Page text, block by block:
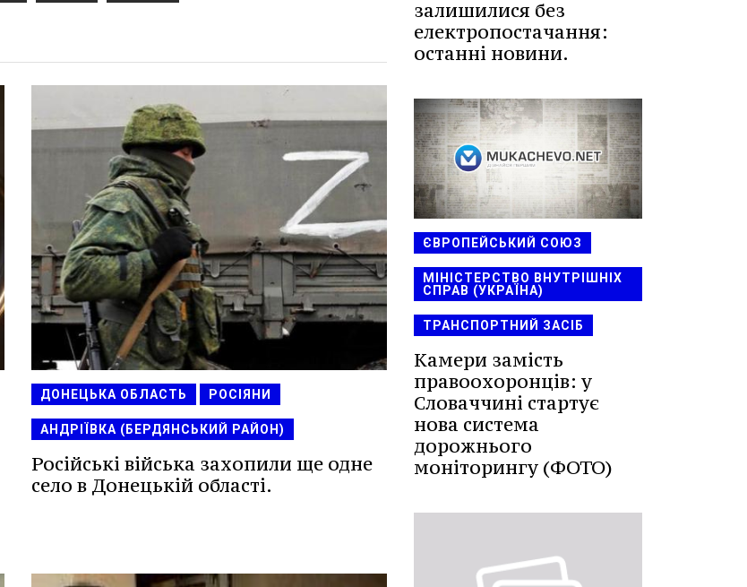
ДОНЕЦЬКА ОБЛАСТЬ РОСІЯНИ
АНДРІЇВКА (БЕРДЯНСЬКИЙ РАЙОН)
Російські війська захопили ще одне
село в Донецькій області.
залишилися без
електропостачання:
останні новини.
ЄВРОПЕЙСЬКИЙ СОЮЗ
МІНІСТЕРСТВО ВНУТРІШНІХ
СПРАВ (УКРАЇНА)
ТРАНСПОРТНИЙ ЗАСІБ
Камери замість
правоохоронців: у
Словаччині стартує
нова система
дорожнього
моніторингу (ФОТО)